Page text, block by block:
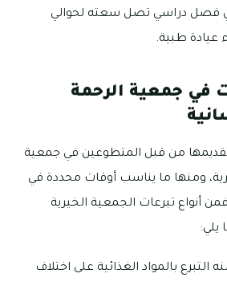
فصل دراسي تصل سعته لحوالي
عيادة طبية.
في جمعية الرحمة
تقديمها من قبل المتطوعين في جمعية
ومنها ما يناسب أوقات محددة في
أنواع تبرعات الجمعية الخيرية
يلي:
التبرع بالمواد الغذائية على اختلاف